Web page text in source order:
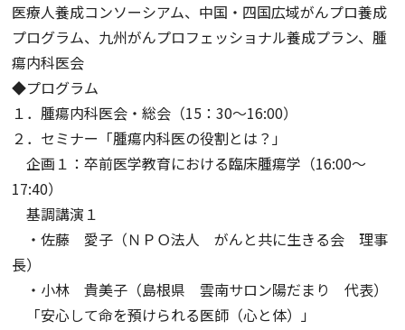
医療人養成コンソーシアム、中国・四国広域がんプロ養成
プログラム、九州がんプロフェッショナル養成プラン、腫
瘍内科医会
◆プログラム
１．腫瘍内科医会・総会（15：30～16:00）
２．セミナー「腫瘍内科医の役割とは？」
企画１：卒前医学教育における臨床腫瘍学（16:00～
17:40）
基調講演１
・佐藤 愛子（ＮＰＯ法人 がんと共に生きる会 理事
長）
・小林 貴美子（島根県 雲南サロン陽だまり 代表）
「安心して命を預けられる医師（心と体）」